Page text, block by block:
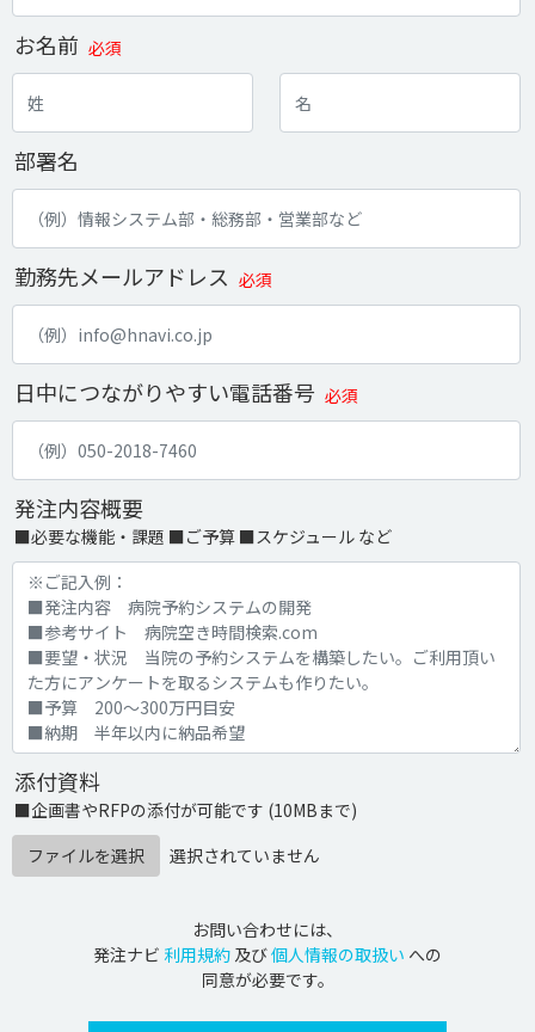
お名前 必須
部署名
勤務先メールアドレス 必須
日中につながりやすい電話番号 必須
発注内容概要
■必要な機能・課題 ■ご予算 ■スケジュール など
添付資料
■企画書やRFPの添付が可能です (10MBまで)
ファイルを選択
選択されていません
お問い合わせには、
発注ナビ 利用規約 及び個人情報の取扱い への
同意が必要です。